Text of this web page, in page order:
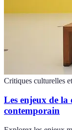
Critiques culturelles
Les enjeux de
contemporain